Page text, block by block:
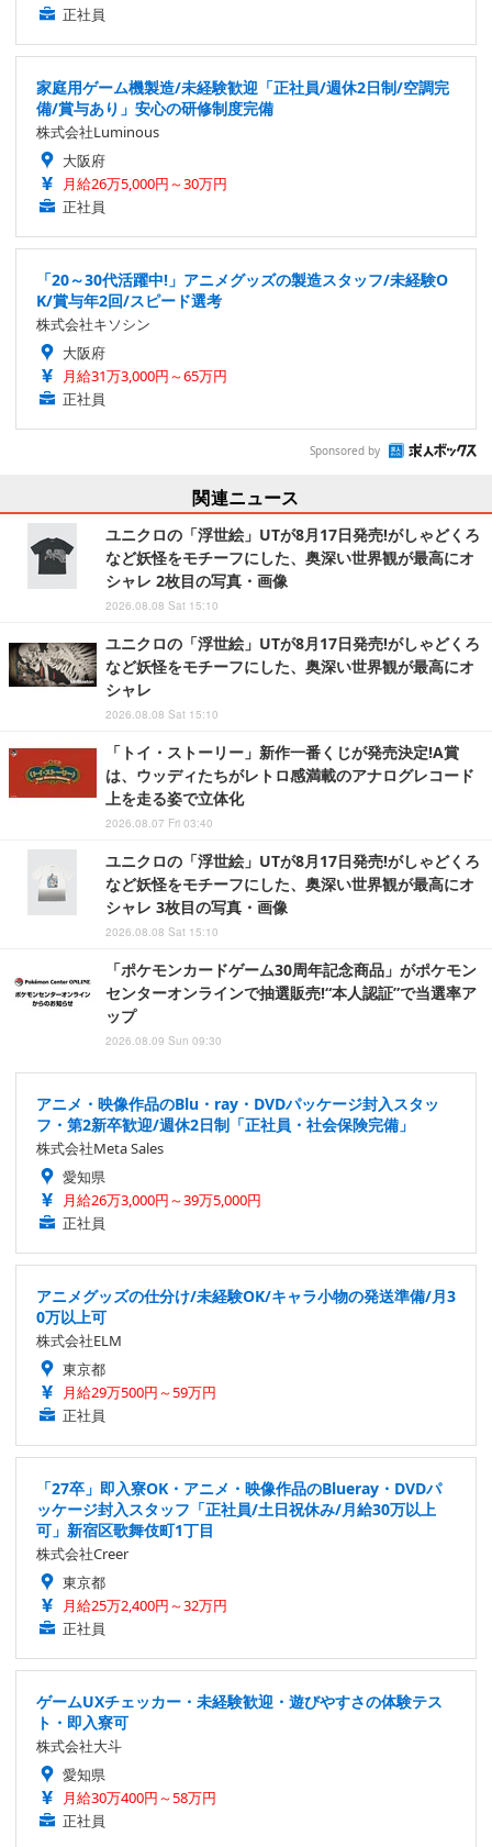
正社員
家庭用ゲーム機製造/未経験歓迎「正社員/週休2日制/空調完
備/賞与あり」安心の研修制度完備
株式会社Luminous
大阪府
月給26万5,000円～30万円
正社員
「20～30代活躍中!」アニメグッズの製造スタッフ/未経験O
K/賞与年2回/スピード選考
株式会社キソシン
大阪府
月給31万3,000円～65万円
正社員
Sponsored by
関連ニュース
ユニクロの「浮世絵」UTが8月17日発売!がしゃどくろ
など妖怪をモチーフにした、奥深い世界観が最高にオ
シャレ 2枚目の写真・画像
2026.08.08 Sat 15:10
ユニクロの「浮世絵」UTが8月17日発売!がしゃどくろ
など妖怪をモチーフにした、奥深い世界観が最高にオ
シャレ
2026.08.08 Sat 15:10
「トイ・ストーリー」新作一番くじが発売決定!A賞
は、ウッディたちがレトロ感満載のアナログレコード
上を走る姿で立体化
2026.08.07 Fri 03:40
ユニクロの「浮世絵」UTが8月17日発売!がしゃどくろ
など妖怪をモチーフにした、奥深い世界観が最高にオ
シャレ 3枚目の写真・画像
2026.08.08 Sat 15:10
「ポケモンカードゲーム30周年記念商品」がポケモン
センターオンラインで抽選販売!“本人認証”で当選率ア
ップ
2026.08.09 Sun 09:30
アニメ・映像作品のBlu・ray・DVDパッケージ封入スタッ
フ・第2新卒歓迎/週休2日制「正社員・社会保険完備」
株式会社Meta Sales
愛知県
月給26万3,000円～39万5,000円
正社員
アニメグッズの仕分け/未経験OK/キャラ小物の発送準備/月3
0万以上可
株式会社ELM
東京都
月給29万500円～59万円
正社員
「27卒」即入寮OK・アニメ・映像作品のBlueray・DVDパ
ッケージ封入スタッフ「正社員/土日祝休み/月給30万以上
可」新宿区歌舞伎町1丁目
株式会社Creer
東京都
月給25万2,400円～32万円
正社員
ゲームUXチェッカー・未経験歓迎・遊びやすさの体験テス
ト・即入寮可
株式会社大斗
愛知県
月給30万400円～58万円
正社員